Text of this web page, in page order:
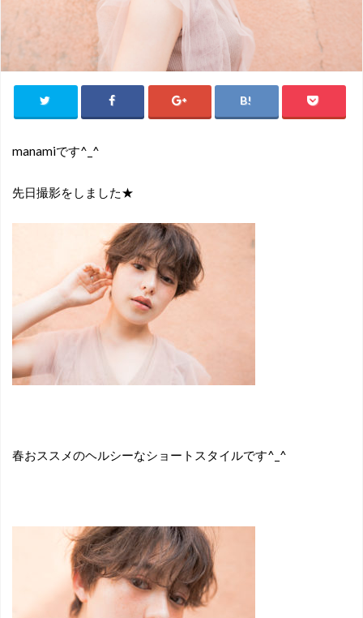
manamiです^_^
先日撮影をしました★
春おススメのヘルシーなショートスタイルです^_^